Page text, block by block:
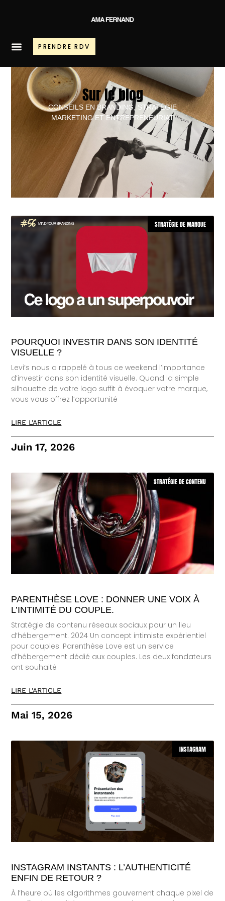
PRENDRE RDV
Sur le blog
CONSEILS EN BRANDING, STRATÉGIE
MARKETING ET ENTREPRENEURIAT
STRATÉGIE DE MARQUE
POURQUOI INVESTIR DANS SON IDENTITÉ
VISUELLE ?
Levi’s nous a rappelé à tous ce weekend l’importance
d’investir dans son identité visuelle. Quand la simple
silhouette de votre logo suffit à évoquer votre marque,
vous vous offrez l’opportunité
LIRE L'ARTICLE
Juin 17, 2026
STRATÉGIE DE CONTENU
PARENTHÈSE LOVE : DONNER UNE VOIX À
L’INTIMITÉ DU COUPLE.
Stratégie de contenu réseaux sociaux pour un lieu
d’hébergement. 2024 Un concept intimiste expérientiel
pour couples. Parenthèse Love est un service
d’hébergement dédié aux couples. Les deux fondateurs
ont souhaité
LIRE L'ARTICLE
Mai 15, 2026
INSTAGRAM
INSTAGRAM INSTANTS : L’AUTHENTICITÉ
ENFIN DE RETOUR ?
À l’heure où les algorithmes gouvernent chaque pixel de